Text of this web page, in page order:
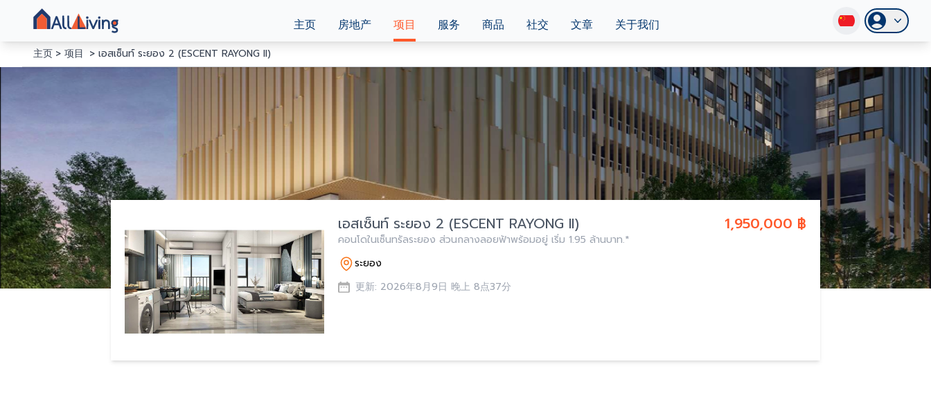
主页 房地产 项目 服务 商品 社交 文章 关于我们
主页 项目 เอสเซ็นท์ ระยอง 2 (ESCENT RAYONG II)
1,950,000 ฿
เอสเซ็นท์ ระยอง 2 (ESCENT RAYONG II)
คอนโดในเซ็นทรัลระยอง ส่วนกลางลอยฟ้าพร้อมอยู่ เริ่ม 1.95 ล้านบาท.*
ระยอง
更新: 2026年8月9日 晚上 8点37分